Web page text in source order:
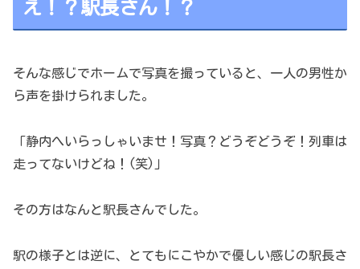
え！？駅長さん！？
そんな感じでホームで写真を撮っていると、一人の男性か
ら声を掛けられました。
「静内へいらっしゃいませ！写真？どうぞどうぞ！列車は
走ってないけどね！(笑)」
その方はなんと駅長さんでした。
駅の様子とは逆に、とてもにこやかで優しい感じの駅長さ